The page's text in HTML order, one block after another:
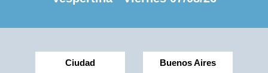
Ciudad Buenos Aires